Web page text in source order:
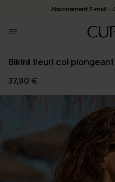
Abonnement E-mail :
Bikini fleuri col
37,90 €